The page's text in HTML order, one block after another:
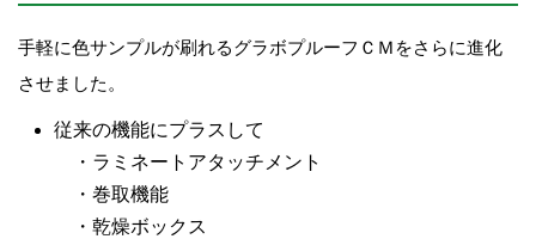
手軽に色サンプルが刷れるグラボプルーフＣＭをさらに進化
させました。
従来の機能にプラスして
・ラミネートアタッチメント
・巻取機能
・乾燥ボックス